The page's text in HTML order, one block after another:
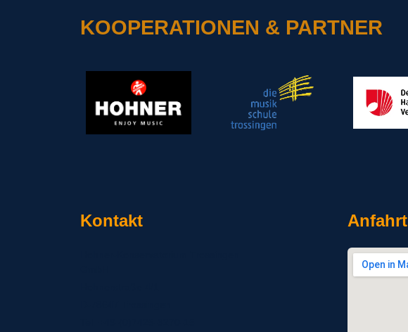
KOOPERATIONEN & PARTNER
Kontakt Anfahrt